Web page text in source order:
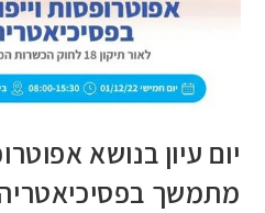
יום עיון בנושא
מתמשך